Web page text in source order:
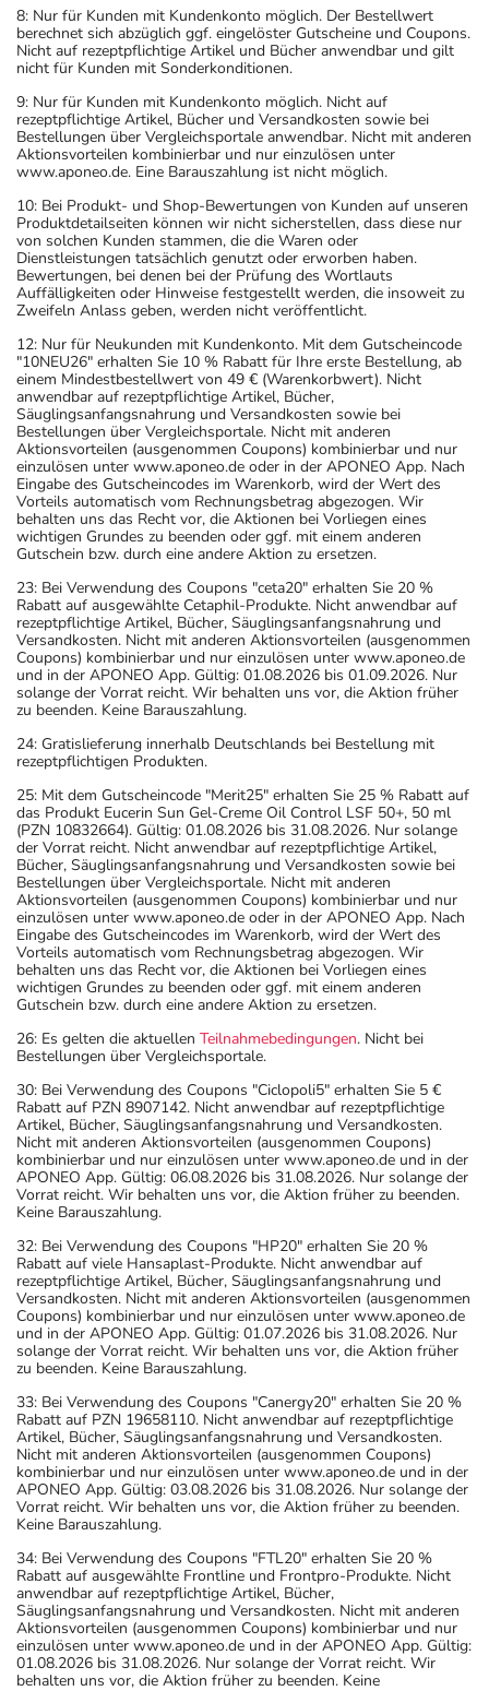
8: Nur für Kunden mit Kundenkonto möglich. Der Bestellwert
berechnet sich abzüglich ggf. eingelöster Gutscheine und Coupons.
Nicht auf rezeptpflichtige Artikel und Bücher anwendbar und gilt
nicht für Kunden mit Sonderkonditionen.
9: Nur für Kunden mit Kundenkonto möglich. Nicht auf
rezeptpflichtige Artikel, Bücher und Versandkosten sowie bei
Bestellungen über Vergleichsportale anwendbar. Nicht mit anderen
Aktionsvorteilen kombinierbar und nur einzulösen unter
www.aponeo.de. Eine Barauszahlung ist nicht möglich.
10: Bei Produkt- und Shop-Bewertungen von Kunden auf unseren
Produktdetailseiten können wir nicht sicherstellen, dass diese nur
von solchen Kunden stammen, die die Waren oder
Dienstleistungen tatsächlich genutzt oder erworben haben.
Bewertungen, bei denen bei der Prüfung des Wortlauts
Auffälligkeiten oder Hinweise festgestellt werden, die insoweit zu
Zweifeln Anlass geben, werden nicht veröffentlicht.
12: Nur für Neukunden mit Kundenkonto. Mit dem Gutscheincode
"10NEU26" erhalten Sie 10 % Rabatt für Ihre erste Bestellung, ab
einem Mindestbestellwert von 49 € (Warenkorbwert). Nicht
anwendbar auf rezeptpflichtige Artikel, Bücher,
Säuglingsanfangsnahrung und Versandkosten sowie bei
Bestellungen über Vergleichsportale. Nicht mit anderen
Aktionsvorteilen (ausgenommen Coupons) kombinierbar und nur
einzulösen unter www.aponeo.de oder in der APONEO App. Nach
Eingabe des Gutscheincodes im Warenkorb, wird der Wert des
Vorteils automatisch vom Rechnungsbetrag abgezogen. Wir
behalten uns das Recht vor, die Aktionen bei Vorliegen eines
wichtigen Grundes zu beenden oder ggf. mit einem anderen
Gutschein bzw. durch eine andere Aktion zu ersetzen.
23: Bei Verwendung des Coupons "ceta20" erhalten Sie 20 %
Rabatt auf ausgewählte Cetaphil-Produkte. Nicht anwendbar auf
rezeptpflichtige Artikel, Bücher, Säuglingsanfangsnahrung und
Versandkosten. Nicht mit anderen Aktionsvorteilen (ausgenommen
Coupons) kombinierbar und nur einzulösen unter www.aponeo.de
und in der APONEO App. Gültig: 01.08.2026 bis 01.09.2026. Nur
solange der Vorrat reicht. Wir behalten uns vor, die Aktion früher
zu beenden. Keine Barauszahlung.
24: Gratislieferung innerhalb Deutschlands bei Bestellung mit
rezeptpflichtigen Produkten.
25: Mit dem Gutscheincode "Merit25" erhalten Sie 25 % Rabatt auf
das Produkt Eucerin Sun Gel-Creme Oil Control LSF 50+, 50 ml
(PZN 10832664). Gültig: 01.08.2026 bis 31.08.2026. Nur solange
der Vorrat reicht. Nicht anwendbar auf rezeptpflichtige Artikel,
Bücher, Säuglingsanfangsnahrung und Versandkosten sowie bei
Bestellungen über Vergleichsportale. Nicht mit anderen
Aktionsvorteilen (ausgenommen Coupons) kombinierbar und nur
einzulösen unter www.aponeo.de oder in der APONEO App. Nach
Eingabe des Gutscheincodes im Warenkorb, wird der Wert des
Vorteils automatisch vom Rechnungsbetrag abgezogen. Wir
behalten uns das Recht vor, die Aktionen bei Vorliegen eines
wichtigen Grundes zu beenden oder ggf. mit einem anderen
Gutschein bzw. durch eine andere Aktion zu ersetzen.
26: Es gelten die aktuellen Teilnahmebedingungen. Nicht bei
Bestellungen über Vergleichsportale.
30: Bei Verwendung des Coupons "Ciclopoli5" erhalten Sie 5 €
Rabatt auf PZN 8907142. Nicht anwendbar auf rezeptpflichtige
Artikel, Bücher, Säuglingsanfangsnahrung und Versandkosten.
Nicht mit anderen Aktionsvorteilen (ausgenommen Coupons)
kombinierbar und nur einzulösen unter www.aponeo.de und in der
APONEO App. Gültig: 06.08.2026 bis 31.08.2026. Nur solange der
Vorrat reicht. Wir behalten uns vor, die Aktion früher zu beenden.
Keine Barauszahlung.
32: Bei Verwendung des Coupons "HP20" erhalten Sie 20 %
Rabatt auf viele Hansaplast-Produkte. Nicht anwendbar auf
rezeptpflichtige Artikel, Bücher, Säuglingsanfangsnahrung und
Versandkosten. Nicht mit anderen Aktionsvorteilen (ausgenommen
Coupons) kombinierbar und nur einzulösen unter www.aponeo.de
und in der APONEO App. Gültig: 01.07.2026 bis 31.08.2026. Nur
solange der Vorrat reicht. Wir behalten uns vor, die Aktion früher
zu beenden. Keine Barauszahlung.
33: Bei Verwendung des Coupons "Canergy20" erhalten Sie 20 %
Rabatt auf PZN 19658110. Nicht anwendbar auf rezeptpflichtige
Artikel, Bücher, Säuglingsanfangsnahrung und Versandkosten.
Nicht mit anderen Aktionsvorteilen (ausgenommen Coupons)
kombinierbar und nur einzulösen unter www.aponeo.de und in der
APONEO App. Gültig: 03.08.2026 bis 31.08.2026. Nur solange der
Vorrat reicht. Wir behalten uns vor, die Aktion früher zu beenden.
Keine Barauszahlung.
34: Bei Verwendung des Coupons "FTL20" erhalten Sie 20 %
Rabatt auf ausgewählte Frontline und Frontpro-Produkte. Nicht
anwendbar auf rezeptpflichtige Artikel, Bücher,
Säuglingsanfangsnahrung und Versandkosten. Nicht mit anderen
Aktionsvorteilen (ausgenommen Coupons) kombinierbar und nur
einzulösen unter www.aponeo.de und in der APONEO App. Gültig:
01.08.2026 bis 31.08.2026. Nur solange der Vorrat reicht. Wir
behalten uns vor, die Aktion früher zu beenden. Keine